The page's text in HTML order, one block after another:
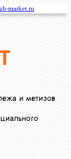
market.ru
и метизов